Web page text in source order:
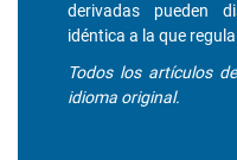
derivadas pueden
idéntica a la que
Todos los artículos
idioma original.